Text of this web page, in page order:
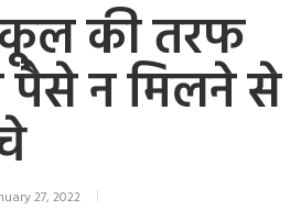
की तरफ
पैसे न मिलने से
27, 2022